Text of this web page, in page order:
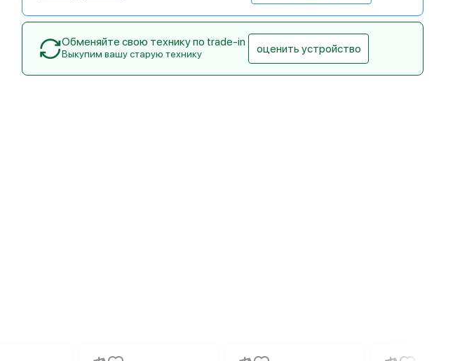
Обменяйте свою технику по trade-in
Выкупим вашу старую технику оценить устройство